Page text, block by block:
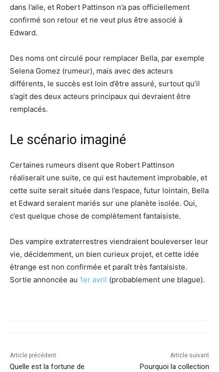
dans l’aile, et Robert Pattinson n’a pas officiellement
confirmé son retour et ne veut plus être associé à
Edward.
Des noms ont circulé pour remplacer Bella, par exemple
Selena Gomez (rumeur), mais avec des acteurs
différents, le succès est loin d’être assuré, surtout qu’il
s’agit des deux acteurs principaux qui devraient être
remplacés.
Le scénario imaginé
Certaines rumeurs disent que Robert Pattinson
réaliserait une suite, ce qui est hautement improbable, et
cette suite serait située dans l’espace, futur lointain, Bella
et Edward seraient mariés sur une planète isolée. Oui,
c’est quelque chose de complètement fantaisiste.
Des vampire extraterrestres viendraient bouleverser leur
vie, décidemment, un bien curieux projet, et cette idée
étrange est non confirmée et paraît très fantaisiste.
Sortie annoncée au 1er avril (probablement une blague).
Article précédent
Quelle est la fortune de
Article suivant
Pourquoi la collection